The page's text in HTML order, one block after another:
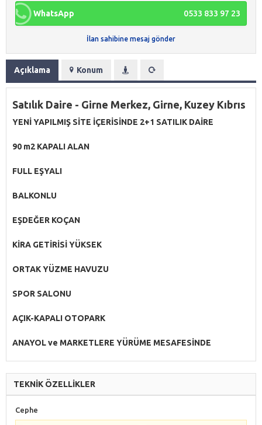
WhatsApp 0533 833 97 23
İlan sahibine mesaj gönder
Açıklama Konum
Satılık Daire - Girne Merkez, Girne, Kuzey Kıbrıs
YENİ YAPILMIŞ SİTE İÇERİSİNDE 2+1 SATILIK DAİRE
90 m2 KAPALI ALAN
FULL EŞYALI
BALKONLU
EŞDEĞER KOÇAN
KİRA GETİRİSİ YÜKSEK
ORTAK YÜZME HAVUZU
SPOR SALONU
AÇIK-KAPALI OTOPARK
ANAYOL ve MARKETLERE YÜRÜME MESAFESİNDE
TEKNİK ÖZELLİKLER
Cephe